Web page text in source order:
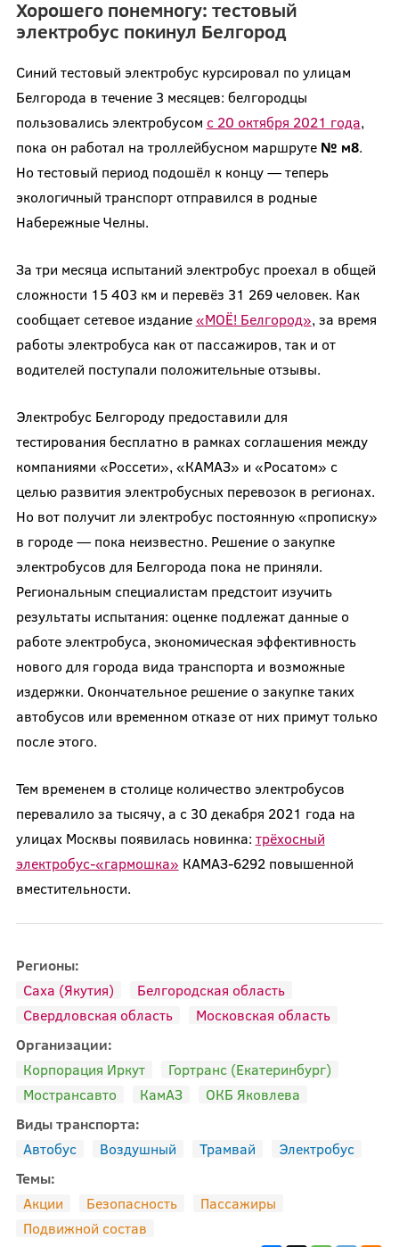
Хорошего понемногу: тестовый
электробус покинул Белгород
Синий тестовый электробус курсировал по улицам
Белгорода в течение 3 месяцев: белгородцы
пользовались электробусом с 20 октября 2021 года,
пока он работал на троллейбусном маршруте № м8.
Но тестовый период подошёл к концу — теперь
экологичный транспорт отправился в родные
Набережные Челны.
За три месяца испытаний электробус проехал в общей
сложности 15 403 км и перевёз 31 269 человек. Как
сообщает сетевое издание«МОЁ! Белгород», за время
работы электробуса как от пассажиров, так и от
водителей поступали положительные отзывы.
Электробус Белгороду предоставили для
тестирования бесплатно в рамках соглашения между
компаниями «Россети», «КАМАЗ» и «Росатом» с
целью развития электробусных перевозок в регионах.
Но вот получит ли электробус постоянную «прописку»
в городе — пока неизвестно. Решение о закупке
электробусов для Белгорода пока не приняли.
Региональным специалистам предстоит изучить
результаты испытания: оценке подлежат данные о
работе электробуса, экономическая эффективность
нового для города вида транспорта и возможные
издержки. Окончательное решение о закупке таких
автобусов или временном отказе от них примут только
после этого.
Тем временем в столице количество электробусов
перевалило за тысячу, а с 30 декабря 2021 года на
улицах Москвы появилась новинка: трёхосный
электробус-«гармошка» КАМАЗ-6292 повышенной
вместительности.
Регионы:
Саха (Якутия)
Белгородская область
Свердловская область
Московская область
Организации:
Корпорация Иркут
Гортранс (Екатеринбург)
Мострансавто
КамАЗ
ОКБ Яковлева
Виды транспорта:
Автобус
Воздушный Трамвай
Электробус
Темы:
Акции
Безопасность
Пассажиры
Подвижной состав